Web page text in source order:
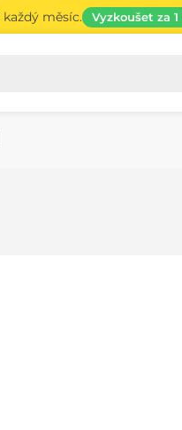
měsíc. Vyzkoušet za 1